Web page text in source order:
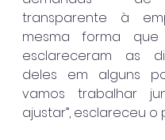
transparente à
mesma forma
esclareceram as
deles em alguns
vamos trabalhar
ajustar”, esclareceu o